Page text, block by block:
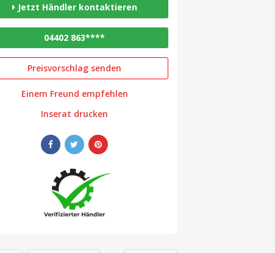
Jetzt Händler kontaktieren
04402 863****
Preisvorschlag senden
Einem Freund empfehlen
Inserat drucken